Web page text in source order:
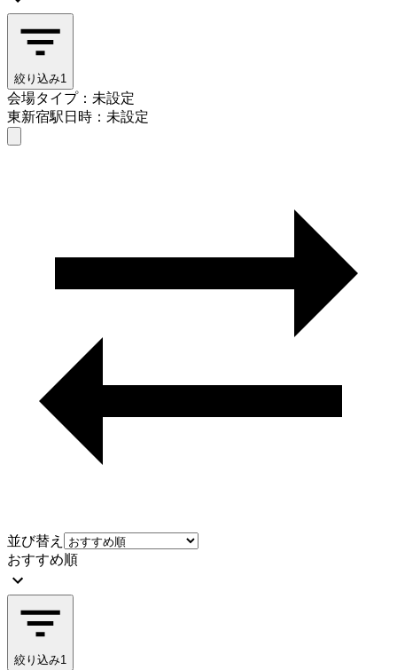
絞り込み1
会場タイプ：未設定
東新宿駅日時：未設定
並び替え
おすすめ順
絞り込み1